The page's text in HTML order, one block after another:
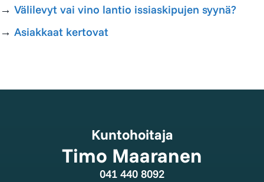
→ Välilevyt vai vino lantio issiaskipujen syynä?
→ Asiakkaat kertovat
Kuntohoitaja
Timo Maaranen
041 440 8092